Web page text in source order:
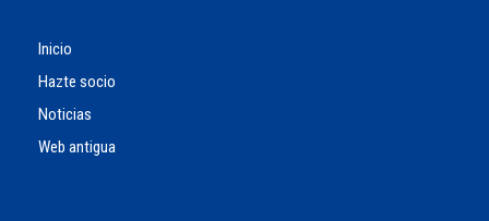
Inicio
Hazte socio
Noticias
Web antigua